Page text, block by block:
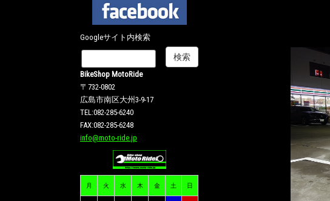
Googleサイト内検索
BikeShop MotoRide
〒732-0802
広島市南区大州3-9-17
TEL:082-285-6240
FAX:082-285-6248
info@moto-ride.jp
月 火 水 木 金 土 日